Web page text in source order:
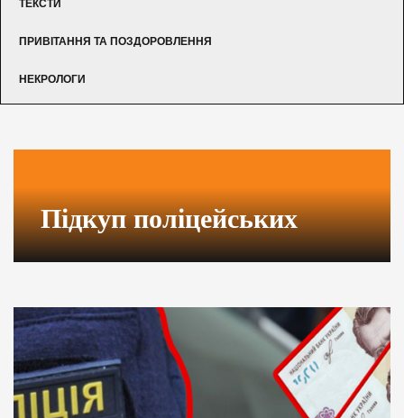
ТЕКСТИ
ПРИВІТАННЯ ТА ПОЗДОРОВЛЕННЯ
НЕКРОЛОГИ
Підкуп поліцейських